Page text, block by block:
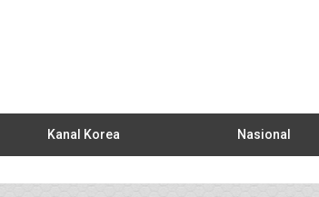
Kanal Korea Nasional